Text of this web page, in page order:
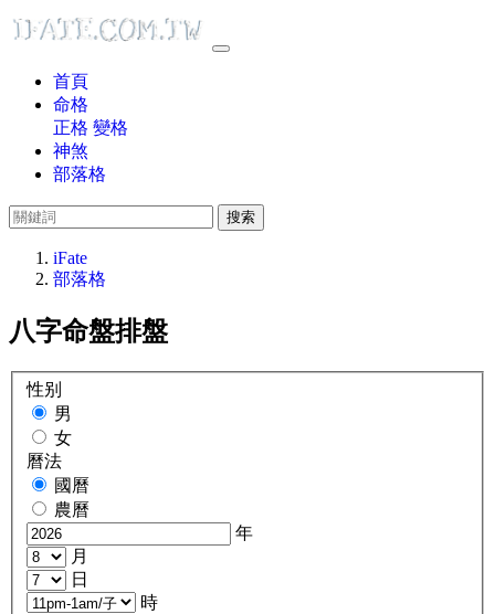
首頁
命格
正格 變格
神煞
部落格
搜索
iFate
部落格
八字命盤排盤
性别
男
女
曆法
國曆
農曆
年
月
日
時